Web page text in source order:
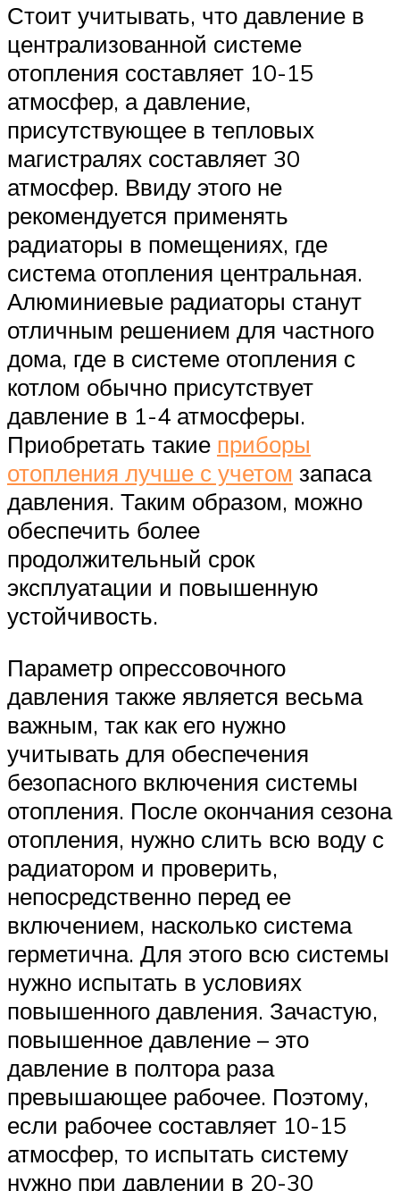
Стоит учитывать, что давление в
централизованной системе
отопления составляет 10-15
атмосфер, а давление,
присутствующее в тепловых
магистралях составляет 30
атмосфер. Ввиду этого не
рекомендуется применять
радиаторы в помещениях, где
система отопления центральная.
Алюминиевые радиаторы станут
отличным решением для частного
дома, где в системе отопления с
котлом обычно присутствует
давление в 1-4 атмосферы.
Приобретать такие приборы
отопления лучше с учетом запаса
давления. Таким образом, можно
обеспечить более
продолжительный срок
эксплуатации и повышенную
устойчивость.
Параметр опрессовочного
давления также является весьма
важным, так как его нужно
учитывать для обеспечения
безопасного включения системы
отопления. После окончания сезона
отопления, нужно слить всю воду с
радиатором и проверить,
непосредственно перед ее
включением, насколько система
герметична. Для этого всю системы
нужно испытать в условиях
повышенного давления. Зачастую,
повышенное давление – это
давление в полтора раза
превышающее рабочее. Поэтому,
если рабочее составляет 10-15
атмосфер, то испытать систему
нужно при давлении в 20-30